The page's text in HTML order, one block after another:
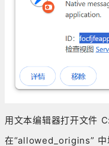
用文本编辑器打开文件
在“allowed_origins” 中